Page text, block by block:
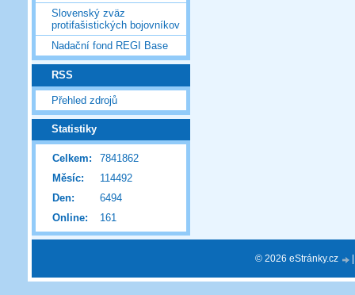
Slovenský zväz
protifašistických bojovníkov
Nadační fond REGI Base
RSS
Přehled zdrojů
Statistiky
Online: 161
Celkem:
7841862
Měsíc:
114492
Den:
6494
© 2026 eStránky.cz